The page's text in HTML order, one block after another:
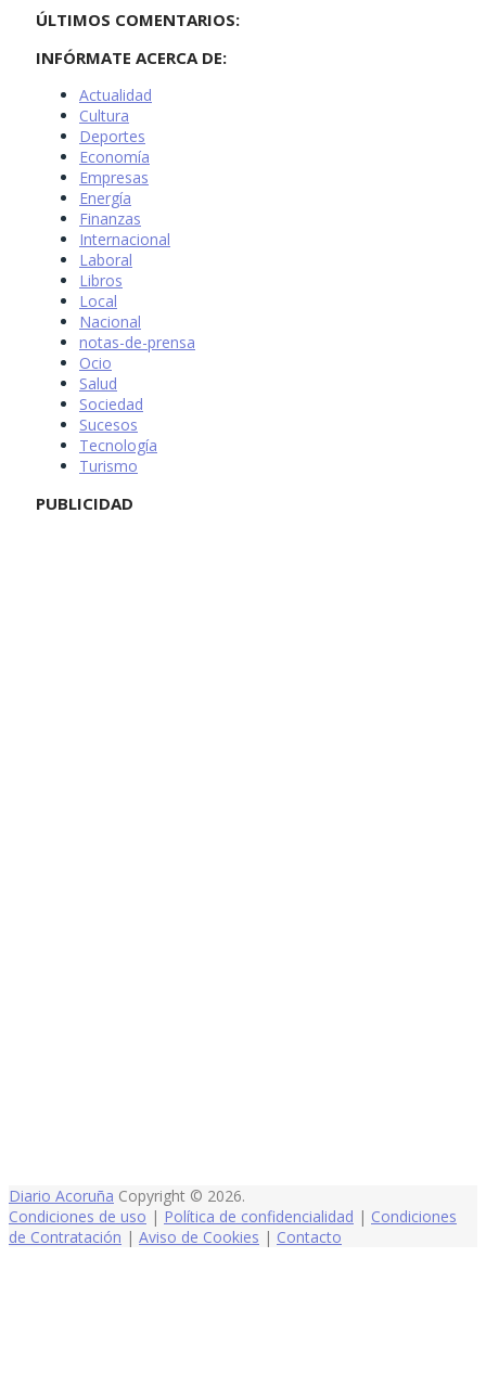
ÚLTIMOS COMENTARIOS:
INFÓRMATE ACERCA DE:
Actualidad
Cultura
Deportes
Economía
Empresas
Energía
Finanzas
Internacional
Laboral
Libros
Local
Nacional
notas-de-prensa
Ocio
Salud
Sociedad
Sucesos
Tecnología
Turismo
PUBLICIDAD
Diario Acoruña Copyright © 2026.
Condiciones de uso | Política de confidencialidad | Condiciones
de Contratación | Aviso de Cookies | Contacto